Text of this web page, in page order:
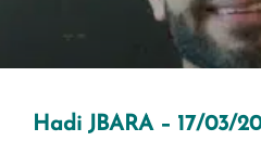
Hadi JBARA – 17/03/